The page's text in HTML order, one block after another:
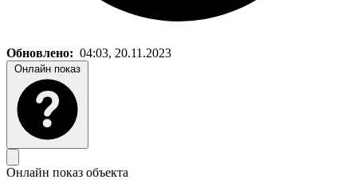
Обновлено: 04:03, 20.11.2023
Онлайн показ
Онлайн показ объекта